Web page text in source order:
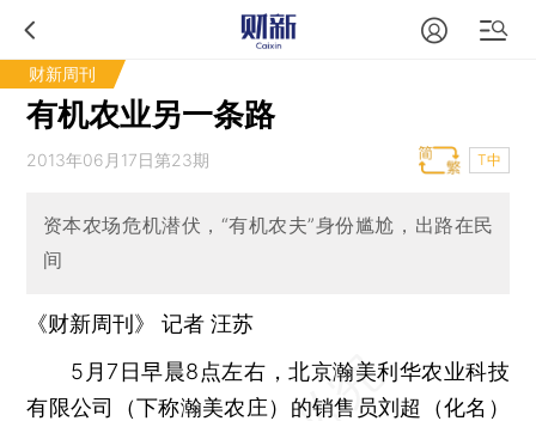
财新周刊
有机农业另一条路
2013年06月17日第23期 T中
资本农场危机潜伏，“有机农夫”身份尴尬，出路在民
间
《财新周刊》 记者 汪苏
5月7日早晨8点左右，北京瀚美利华农业科技
有限公司（下称瀚美农庄）的销售员刘超（化名）